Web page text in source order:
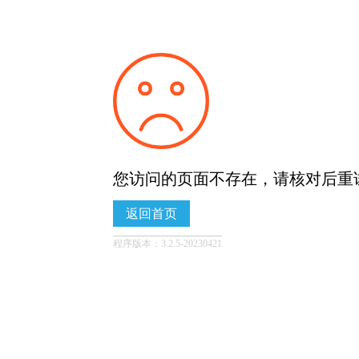
您访问的页面不存在，请核对后重
返回首页
程序版本：3.2.5-20230421